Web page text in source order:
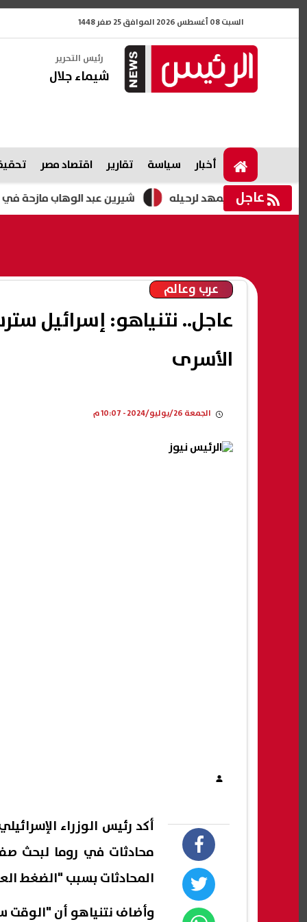
السبت 08 أغسطس 2026 الموافق 25 صفر 1448
رئيس التحرير
شيماء جلال
أخبار سياسة تقارير اقتصاد مصر
عاجل شيرين عبد الوهاب مازحة في حفل يمهد لرحيله
عرب وعالم
عاجل.. نتنياهو: إسرائيل
الأسرى
الجمعة 26/يوليو/2024 - 10:07 م
أكد رئيس الوزراء
محادثات في روما لبحث
المحادثات بسبب "الضغط
وأضاف نتنياهو أن "الوقت